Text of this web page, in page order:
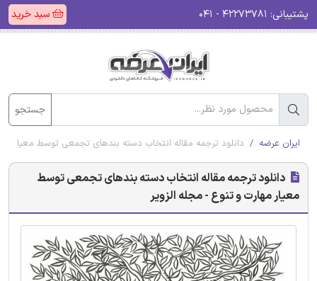
پشتیبانی: سبد خرید
جستجو
ایران عرضه دانلود ترجمه مقاله انتخاب دسته بندهای تجمعی توسط معیار
دانلود ترجمه مقاله انتخاب دسته بندهای تجمعی توسط
معیار مهارت و تنوع - مجله الزویر